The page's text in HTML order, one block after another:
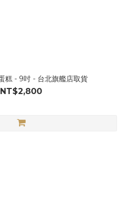
經典原味千層蛋糕 - 9吋 - 台北旗艦店取貨
NT$2,800